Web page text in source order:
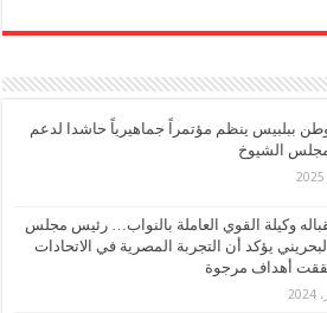
ببلبيس ينظم مؤتمراً جماهيرياً حاشدا لدعم
الشيوخ
وكيلة القوي العاملة بالنواب… رئيس مجلس
يؤكد أن التجربة المصرية في الاتحادات
حققت أهداف مرجوة